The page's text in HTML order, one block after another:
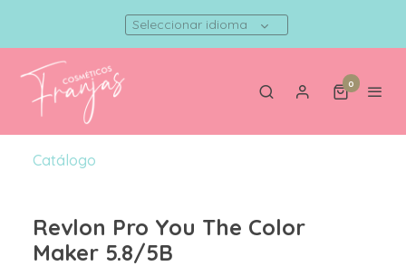
Seleccionar idioma
0
Catálogo
Revlon Pro You The Color
Maker 5.8/5B